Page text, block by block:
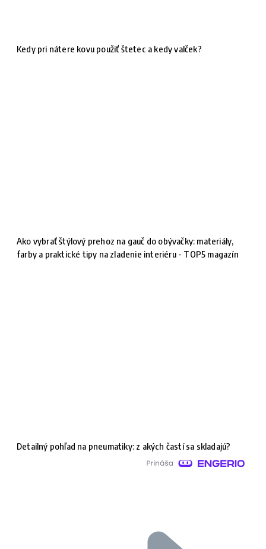
Kedy pri nátere kovu použiť štetec a kedy valček?
Ako vybrať štýlový prehoz na gauč do obývačky: materiály,
farby a praktické tipy na zladenie interiéru - TOP5 magazín
Detailný pohľad na pneumatiky: z akých častí sa skladajú?